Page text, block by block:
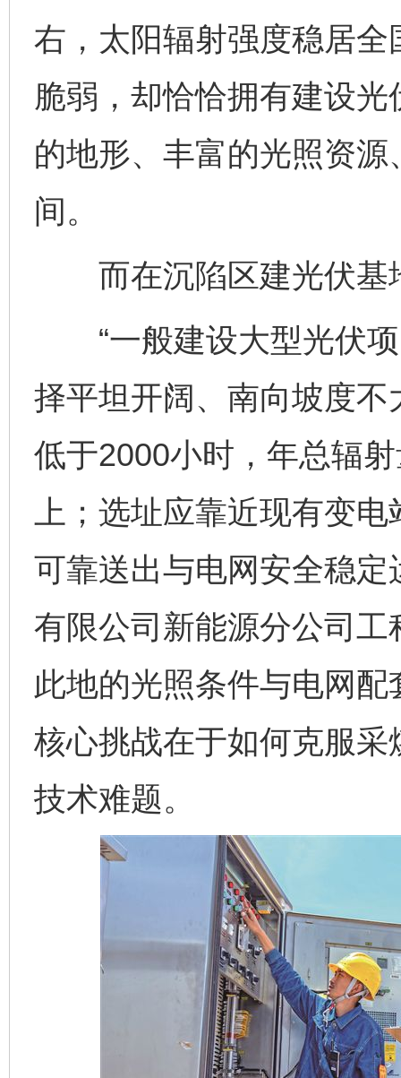
右，太阳辐射强度稳居全
脆弱，却恰恰拥有建设
的地形、丰富的光照资
间。
而在沉陷区建光伏基
“一般建设大型光伏项
择平坦开阔、南向坡度
低于2000小时，年总辐
上；选址应靠近现有变
可靠送出与电网安全稳定
有限公司新能源分公司
此地的光照条件与电网
核心挑战在于如何克服
技术难题。